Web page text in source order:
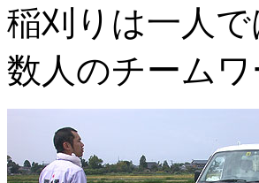
稲刈りは一人
数人のチーム